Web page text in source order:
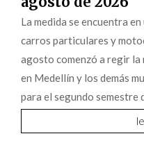
La medida se encuentra
carros particulares y
agosto comenzó a regir la
en Medellín y los demás
para el segundo semestre